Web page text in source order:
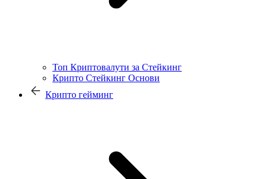
Топ Криптовалути за Стейкинг
Крипто Стейкинг Основи
Крипто гейминг